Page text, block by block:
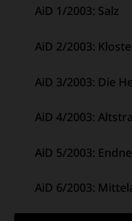
AiD 1/2003: Salz
AiD 2/2003:
AiD 3/2003: Die
AiD 4/2003:
AiD 5/2003:
AiD 6/2003: